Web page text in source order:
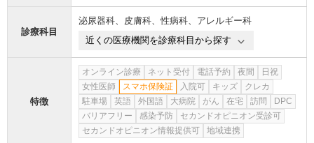
診療科目
泌尿器科、 皮膚科、性病科、 アレルギー科
近くの医療機関を診療科目から探す
特徴
オンライン診療 ネット受付 電話予約 夜間
日祝
女性医師
スマホ保険証 入院可 キッズ
クレカ
駐車場
英語 外国語 大病院 がん 在宅 訪問
DPC
バリアフリー
感染予防
セカンドオピニオン受診可
セカンドオピニオン情報提供可
地域連携